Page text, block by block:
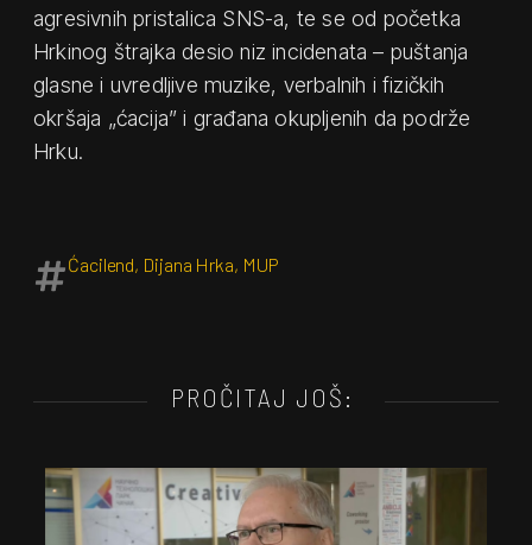
agresivnih pristalica SNS-a, te se od početka
Hrkinog štrajka desio niz incidenata – puštanja
glasne i uvredljive muzike, verbalnih i fizičkih
okršaja „ćacija” i građana okupljenih da podrže
Hrku.
Ćacilend, Dijana Hrka, MUP
PROČITAJ JOŠ: